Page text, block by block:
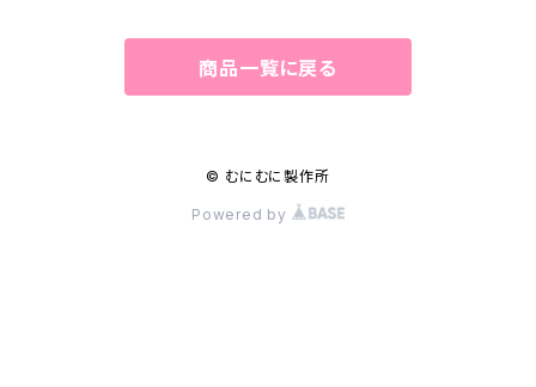
商品一覧に戻る
© むにむに製作所
Powered by